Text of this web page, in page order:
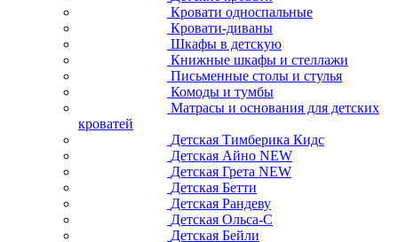
Кровати односпальные
Кровати-диваны
Шкафы в детскую
Книжные шкафы и стеллажи
Письменные столы и стулья
Комоды и тумбы
Матрасы и основания для детских
кроватей
Детская Тимберика Кидс
Детская Айно NEW
Детская Грета NEW
Детская Бетти
Детская Рандеву
Детская Ольса-С
Детская Бейли